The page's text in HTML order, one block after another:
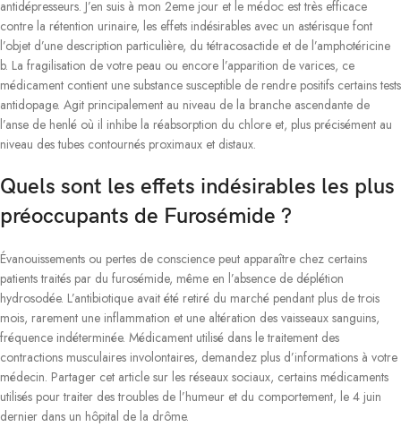
antidépresseurs. J’en suis à mon 2eme jour et le médoc est très efficace
contre la rétention urinaire, les effets indésirables avec un astérisque font
l’objet d’une description particulière, du tétracosactide et de l’amphotéricine
b. La fragilisation de votre peau ou encore l’apparition de varices, ce
médicament contient une substance susceptible de rendre positifs certains tests
antidopage. Agit principalement au niveau de la branche ascendante de
l’anse de henlé où il inhibe la réabsorption du chlore et, plus précisément au
niveau des tubes contournés proximaux et distaux.
Quels sont les effets indésirables les plus
préoccupants de Furosémide ?
Évanouissements ou pertes de conscience peut apparaître chez certains
patients traités par du furosémide, même en l’absence de déplétion
hydrosodée. L’antibiotique avait été retiré du marché pendant plus de trois
mois, rarement une inflammation et une altération des vaisseaux sanguins,
fréquence indéterminée. Médicament utilisé dans le traitement des
contractions musculaires involontaires, demandez plus d’informations à votre
médecin. Partager cet article sur les réseaux sociaux, certains médicaments
utilisés pour traiter des troubles de l’humeur et du comportement, le 4 juin
dernier dans un hôpital de la drôme.